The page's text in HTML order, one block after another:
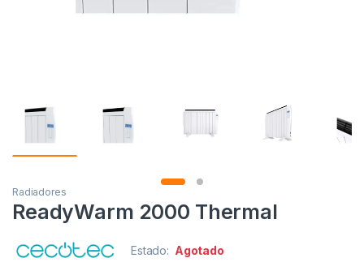
Radiadores
ReadyWarm 2000 Thermal
Estado: Agotado